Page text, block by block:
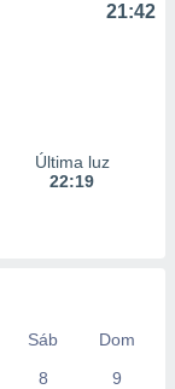
21:42
Última luz
22:19
Sáb
Dom
8 9